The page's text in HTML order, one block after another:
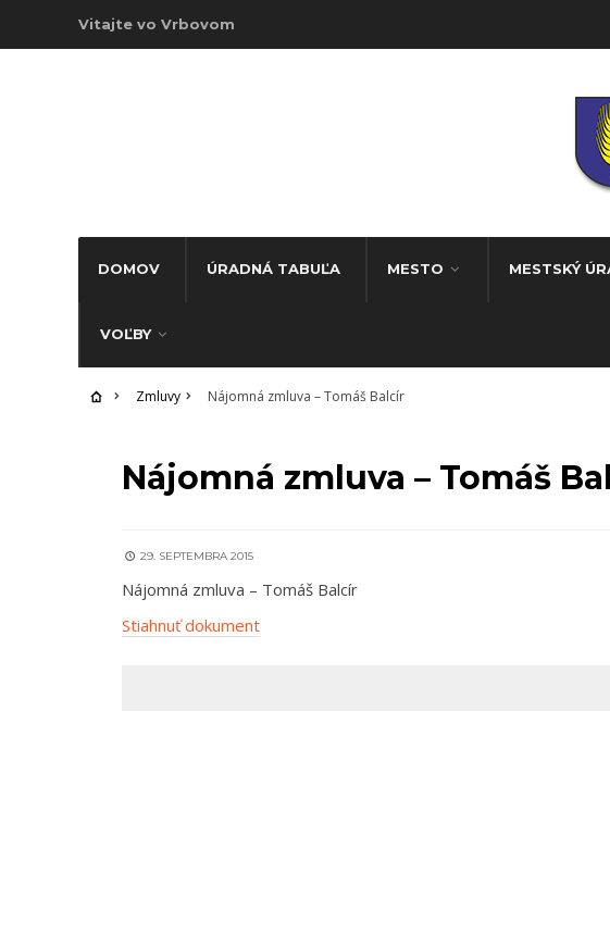
Vitajte vo Vrbovom
DOMOV ÚRADNÁ TABUĽA MESTO MESTSKÝ
VOĽBY
Zmluvy Nájomná zmluva – Tomáš Balcír
ZMLUVY
Nájomná zmluva – Tomáš
29. SEPTEMBRA 2015
Nájomná zmluva – Tomáš Balcír
Stiahnuť dokument